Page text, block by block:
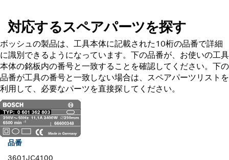
対応するスペアパーツを探す
ボッシュの製品は、工具本体に記載された10桁の品番で詳細
に識別できるようになっています。下の品番が、お使いの工具
本体の銘板内の番号と一致することを確認してください。下の
品番が工具の番号と一致しない場合は、スペアパーツリストを
利用して、必要なパーツを直接探してください。
品番
3601JC4100